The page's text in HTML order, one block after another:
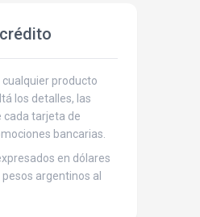
producto
los detalles, las
cada tarjeta de
bancarias.
en dólares
argentinos al